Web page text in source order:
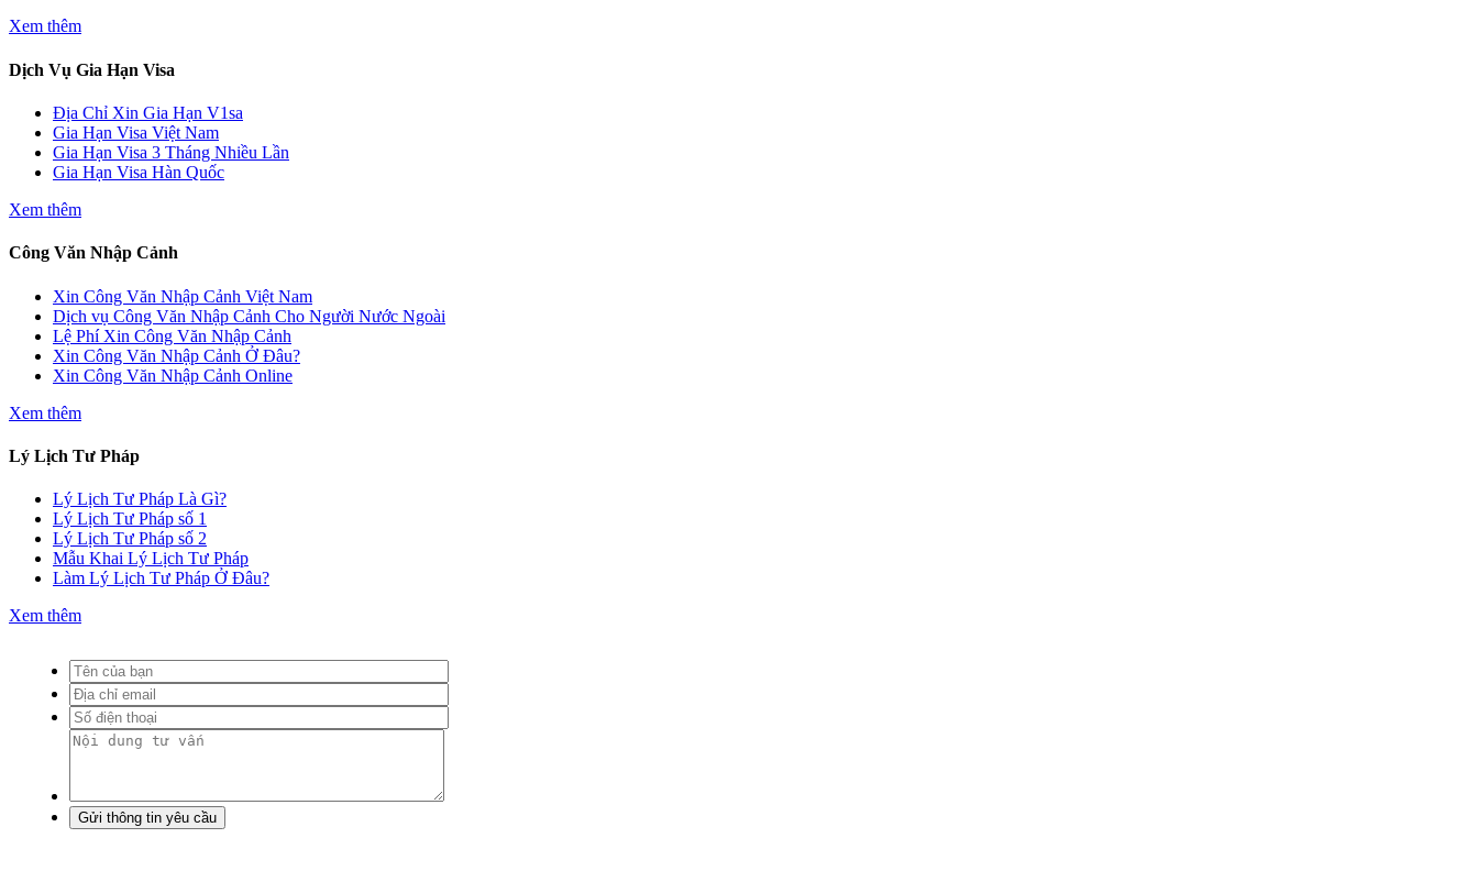
Xem thêm
Dịch Vụ Gia Hạn Visa
Địa Chỉ Xin Gia Hạn V1sa
Gia Hạn Visa Việt Nam
Gia Hạn Visa 3 Tháng Nhiều Lần
Gia Hạn Visa Hàn Quốc
Xem thêm
Công Văn Nhập Cảnh
Xin Công Văn Nhập Cảnh Việt Nam
Dịch vụ Công Văn Nhập Cảnh Cho Người Nước Ngoài
Lệ Phí Xin Công Văn Nhập Cảnh
Xin Công Văn Nhập Cảnh Ở Đâu?
Xin Công Văn Nhập Cảnh Online
Xem thêm
Lý Lịch Tư Pháp
Lý Lịch Tư Pháp Là Gì?
Lý Lịch Tư Pháp số 1
Lý Lịch Tư Pháp số 2
Mẫu Khai Lý Lịch Tư Pháp
Làm Lý Lịch Tư Pháp Ở Đâu?
Xem thêm